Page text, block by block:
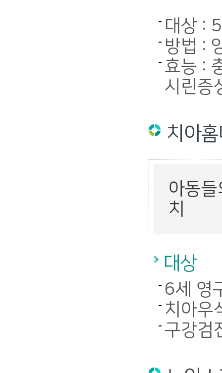
대상 :
방법 :
효능 :
시린증
치아
아동
치
대상
6세 영
치아우
구강검